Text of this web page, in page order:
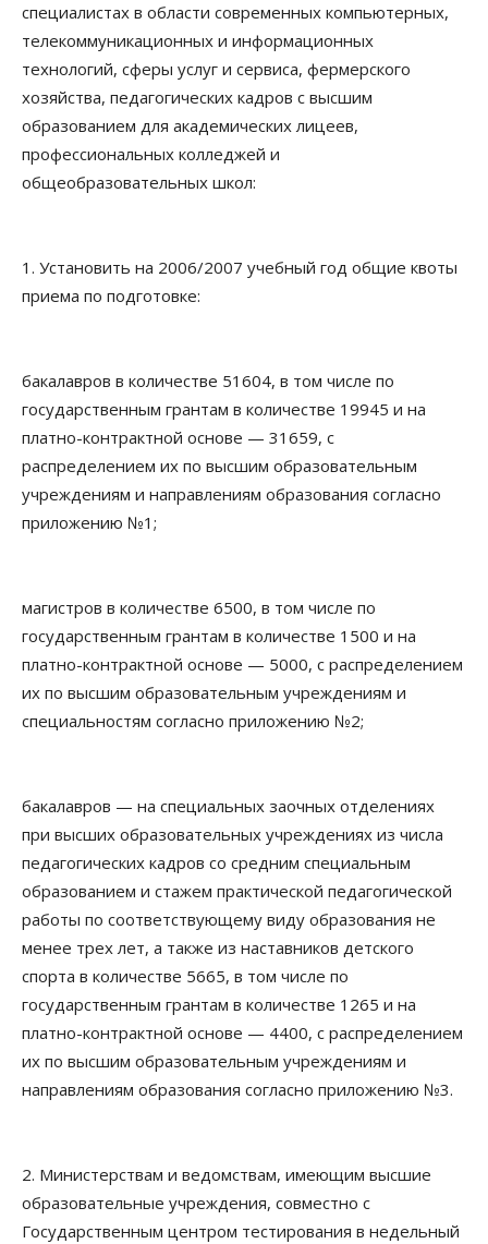
специалистах в области современных компьютерных,
телекоммуникационных и информационных
технологий, сферы услуг и сервиса, фермерского
хозяйства, педагогических кадров с высшим
образованием для академических лицеев,
профессиональных колледжей и
общеобразовательных школ:
1. Установить на 2006/2007 учебный год общие квоты
приема по подготовке:
бакалавров в количестве 51604, в том числе по
государственным грантам в количестве 19945 и на
платно-контрактной основе — 31659, с
распределением их по высшим образовательным
учреждениям и направлениям образования согласно
приложению №1;
магистров в количестве 6500, в том числе по
государственным грантам в количестве 1500 и на
платно-контрактной основе — 5000, с распределением
их по высшим образовательным учреждениям и
специальностям согласно приложению №2;
бакалавров — на специальных заочных отделениях
при высших образовательных учреждениях из числа
педагогических кадров со средним специальным
образованием и стажем практической педагогической
работы по соответствующему виду образования не
менее трех лет, а также из наставников детского
спорта в количестве 5665, в том числе по
государственным грантам в количестве 1265 и на
платно-контрактной основе — 4400, с распределением
их по высшим образовательным учреждениям и
направлениям образования согласно приложению №3.
2. Министерствам и ведомствам, имеющим высшие
образовательные учреждения, совместно с
Государственным центром тестирования в недельный